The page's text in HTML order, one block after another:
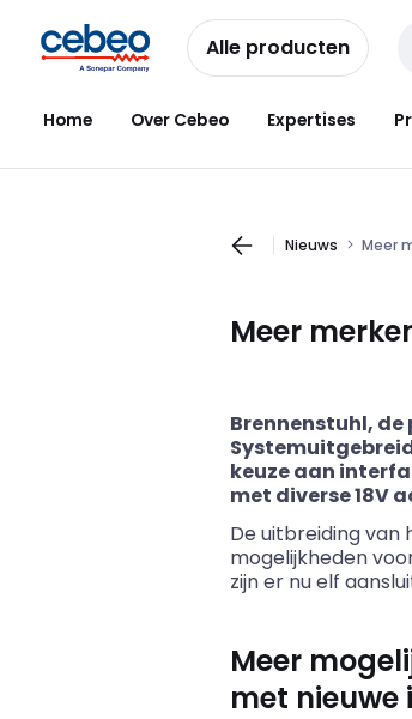
naar
navigatie
naar
inhoud
Alle producten
Home Over Cebeo Expertises
Nieuws Meer
Meer
Brennenstuhl,
keuze aan
met diverse 18V
De uitbreiding
mogelijkheden
zijn er nu elf
Meer
met